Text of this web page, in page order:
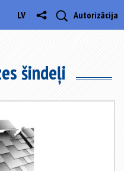
Autorizācija
LV
šindeļi